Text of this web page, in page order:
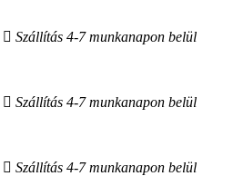
Szállítás 4-7 munkanapon belül
Szállítás 4-7 munkanapon belül
Szállítás 4-7 munkanapon belül